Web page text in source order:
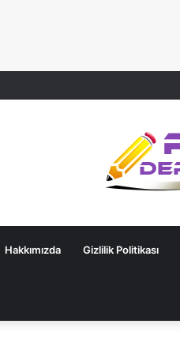
Hakkımızda Gizlilik Politikası